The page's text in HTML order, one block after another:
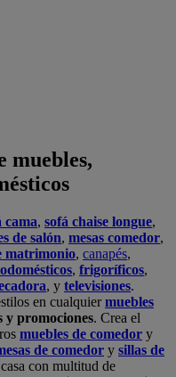
muebles,
cama, sofá chaise longue,
de salón, mesas comedor,
matrimonio, canapés,
, frigoríficos,
, y televisiones.
en cualquiermuebles
y promociones. Crea el
muebles de comedor y
de comedor y sillas de
con multitud de